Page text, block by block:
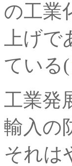
の工業
上げ
ている(
工業発
輸入の
それは